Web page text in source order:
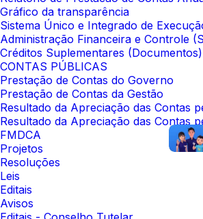
Gráfico da transparência
Sistema Único e Integrado de
Administração Financeira e Controle
Créditos Suplementares (Documentos)
CONTAS PÚBLICAS
Prestação de Contas do Governo
Prestação de Contas da Gestão
Resultado da Apreciação das Contas
Resultado da Apreciação das Contas
FMDCA
Projetos
Resoluções
Leis
Editais
Avisos